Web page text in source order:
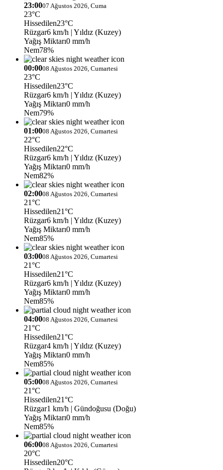
23:0007 Ağustos 2026, Cuma
23°C
Hissedilen23°C
Rüzgar6 km/h | Yıldız (Kuzey)
Yağış Miktarı0 mm/h
Nem78%
00:0008 Ağustos 2026, Cumartesi
23°C
Hissedilen23°C
Rüzgar6 km/h | Yıldız (Kuzey)
Yağış Miktarı0 mm/h
Nem79%
01:0008 Ağustos 2026, Cumartesi
22°C
Hissedilen22°C
Rüzgar6 km/h | Yıldız (Kuzey)
Yağış Miktarı0 mm/h
Nem82%
02:0008 Ağustos 2026, Cumartesi
21°C
Hissedilen21°C
Rüzgar6 km/h | Yıldız (Kuzey)
Yağış Miktarı0 mm/h
Nem85%
03:0008 Ağustos 2026, Cumartesi
21°C
Hissedilen21°C
Rüzgar6 km/h | Yıldız (Kuzey)
Yağış Miktarı0 mm/h
Nem85%
04:0008 Ağustos 2026, Cumartesi
21°C
Hissedilen21°C
Rüzgar4 km/h | Yıldız (Kuzey)
Yağış Miktarı0 mm/h
Nem85%
05:0008 Ağustos 2026, Cumartesi
21°C
Hissedilen21°C
Rüzgar1 km/h | Gündoğusu (Doğu)
Yağış Miktarı0 mm/h
Nem85%
06:0008 Ağustos 2026, Cumartesi
20°C
Hissedilen20°C